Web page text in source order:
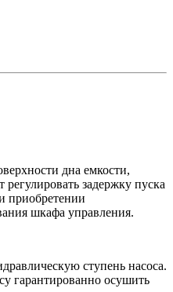
дна емкости,
задержку пуска
приобретении
шкафа управления.
ступень насоса.
гарантированно осушить